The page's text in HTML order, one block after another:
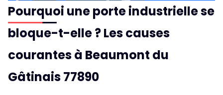
Pourquoi une porte industrielle se
bloque-t-elle ? Les causes
courantes à Beaumont du
Gâtinais 77890